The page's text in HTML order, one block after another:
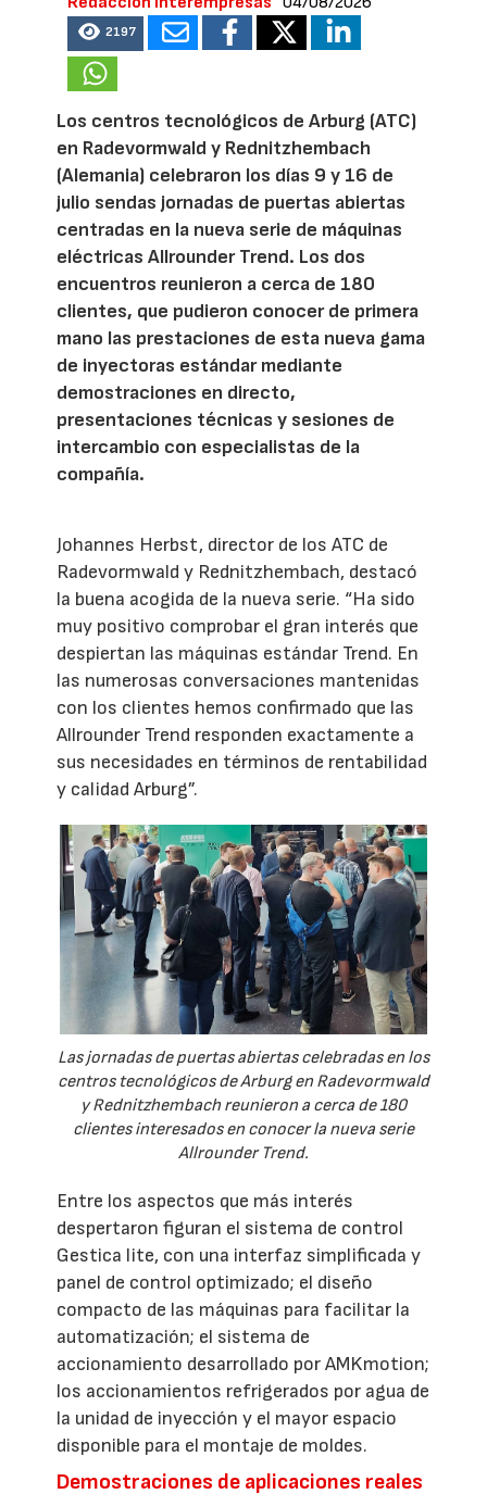
2197
Los centros tecnológicos de Arburg (ATC)
en Radevormwald y Rednitzhembach
(Alemania) celebraron los días 9 y 16 de
julio sendas jornadas de puertas abiertas
centradas en la nueva serie de máquinas
eléctricas Allrounder Trend. Los dos
encuentros reunieron a cerca de 180
clientes, que pudieron conocer de primera
mano las prestaciones de esta nueva gama
de inyectoras estándar mediante
demostraciones en directo,
presentaciones técnicas y sesiones de
intercambio con especialistas de la
compañía.
Johannes Herbst, director de los ATC de
Radevormwald y Rednitzhembach, destacó
la buena acogida de la nueva serie. “Ha sido
muy positivo comprobar el gran interés que
despiertan las máquinas estándar Trend. En
las numerosas conversaciones mantenidas
con los clientes hemos confirmado que las
Allrounder Trend responden exactamente a
sus necesidades en términos de rentabilidad
y calidad Arburg”.
Las jornadas de puertas abiertas celebradas en los
centros tecnológicos de Arburg en Radevormwald
y Rednitzhembach reunieron a cerca de 180
clientes interesados en conocer la nueva serie
Allrounder Trend.
Entre los aspectos que más interés
despertaron figuran el sistema de control
Gestica lite, con una interfaz simplificada y
panel de control optimizado; el diseño
compacto de las máquinas para facilitar la
automatización; el sistema de
accionamiento desarrollado por AMKmotion;
los accionamientos refrigerados por agua de
la unidad de inyección y el mayor espacio
disponible para el montaje de moldes.
Demostraciones de aplicaciones reales